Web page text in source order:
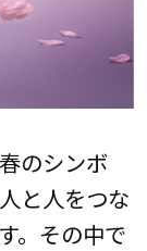
のシンボ
と人をつな
。その中で